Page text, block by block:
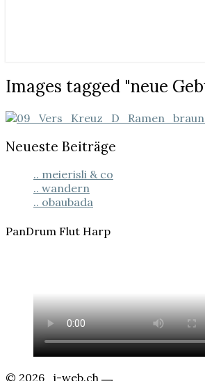
Images
tagged
"neue
Geburt"
Images tagged "neue
Neueste Beiträge
.. meierisli & co
.. wandern
.. obaubada
PanDrum Flut Harp
© 2026 j-web.ch